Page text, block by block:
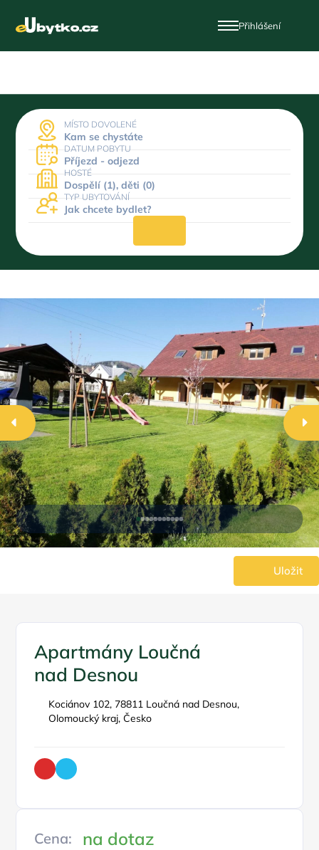
Přihlášení
MÍSTO DOVOLENÉ
Kam se chystáte
DATUM POBYTU
Příjezd - odjezd
HOSTÉ
Dospělí (1), děti (0)
TYP UBYTOVÁNÍ
Jak chcete bydlet?
Uložit
Apartmány Loučná
nad Desnou
Kociánov 102, 78811 Loučná nad Desnou,
Olomoucký kraj, Česko
Cena: na dotaz